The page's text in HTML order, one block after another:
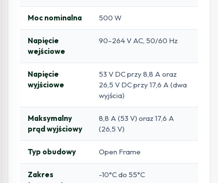
Moc nominalna 500 W
Napięcie
wejściowe
90–264 V AC, 50/60 Hz
Napięcie
wyjściowe
53 V DC przy 8,8 A oraz
26,5 V DC przy 17,6 A (dwa
wyjścia)
Maksymalny
prąd wyjściowy
8,8 A (53 V) oraz 17,6 A
(26,5 V)
Typ obudowy Open Frame
Zakres
-10°C do 55°C